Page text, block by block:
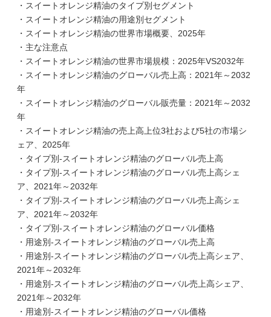
・スイートオレンジ精油のタイプ別セグメント
・スイートオレンジ精油の用途別セグメント
・スイートオレンジ精油の世界市場概要、2025年
・主な注意点
・スイートオレンジ精油の世界市場規模：2025年VS2032年
・スイートオレンジ精油のグローバル売上高：2021年～2032
年
・スイートオレンジ精油のグローバル販売量：2021年～2032
年
・スイートオレンジ精油の売上高上位3社および5社の市場シ
ェア、2025年
・タイプ別-スイートオレンジ精油のグローバル売上高
・タイプ別-スイートオレンジ精油のグローバル売上高シェ
ア、2021年～2032年
・タイプ別-スイートオレンジ精油のグローバル売上高シェ
ア、2021年～2032年
・タイプ別-スイートオレンジ精油のグローバル価格
・用途別-スイートオレンジ精油のグローバル売上高
・用途別-スイートオレンジ精油のグローバル売上高シェア、
2021年～2032年
・用途別-スイートオレンジ精油のグローバル売上高シェア、
2021年～2032年
・用途別-スイートオレンジ精油のグローバル価格